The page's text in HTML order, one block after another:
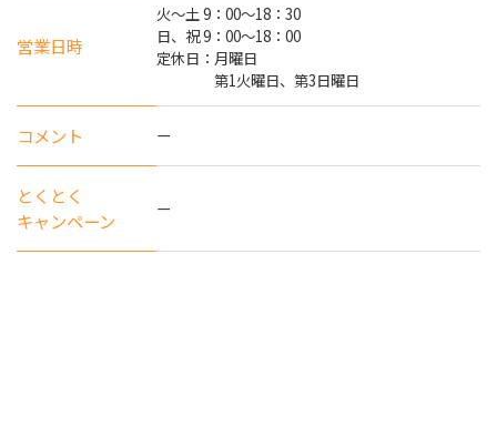
営業日時
火～土 9：00～18：30
日、祝 9：00～18：00
定休日：月曜日
第1火曜日、第3日曜日
コメント ー
とくとく
キャンペーン
ー